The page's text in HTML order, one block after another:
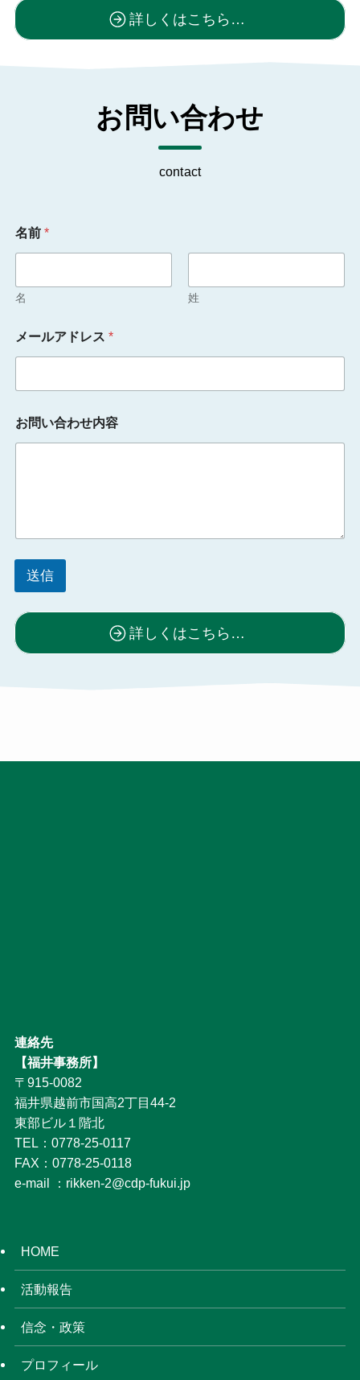
詳しくはこちら…
お問い合わせ
contact
名前 *
名 姓
前
お
わ
せ
内
ド
メールアドレス *
お問い合わせ内容
送信
詳しくはこちら…
連絡先
【福井事務所】
〒915-0082
福井県越前市国高2丁目44-2
東部ビル１階北
TEL：0778-25-0117
FAX：0778-25-0118
e-mail ：rikken-2@cdp-fukui.jp
HOME
活動報告
信念・政策
プロフィール